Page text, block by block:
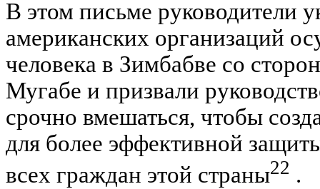
В этом письме руководители
американских организаций
человека в Зимбабве со
Мугабе и призвали
срочно вмешаться, чтобы
для более эффективной
всех граждан этой страны22 .